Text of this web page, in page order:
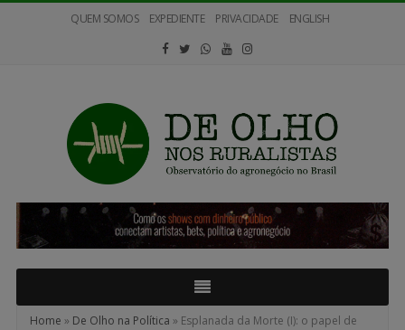
QUEM SOMOS EXPEDIENTE PRIVACIDADE ENGLISH
Olho
nos
Ruralistas
Home » De Olho na Política » Esplanada da Morte (I): o papel de